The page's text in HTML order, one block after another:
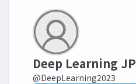
Deep Learning JP
@DeepLearning2023